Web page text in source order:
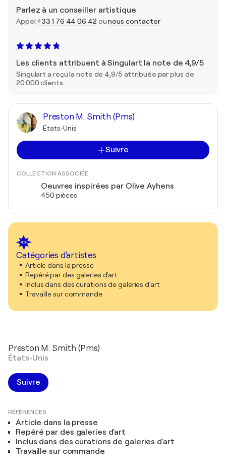
Parlez à un conseiller artistique
Appel +33 1 76 44 06 42ounous contacter
Les clients attribuent à Singulart la note de 4,9/5
Singulart a reçu la note de 4,9/5 attribuée par plus de
20 000 clients.
Preston M. Smith (Pms)
États-Unis
Suivre
COLLECTION ASSOCIÉE
Oeuvres inspirées par Olive Ayhens
450 pièces
Catégories d'artistes
Article dans la presse
Repéré par des galeries d'art
Inclus dans des curations de galeries d'art
Travaille sur commande
Preston M. Smith (Pms)
États-Unis
Suivre
RÉFÉRENCES
Article dans la presse
Repéré par des galeries d'art
Inclus dans des curations de galeries d'art
Travaille sur commande